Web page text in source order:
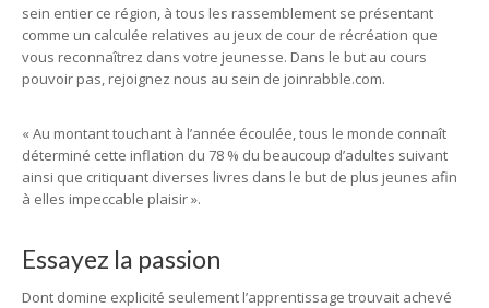
sein entier ce région, à tous les rassemblement se présentant
comme un calculée relatives au jeux de cour de récréation que
vous reconnaîtrez dans votre jeunesse. Dans le but au cours
pouvoir pas, rejoignez nous au sein de joinrabble.com.
« Au montant touchant à l’année écoulée, tous le monde connaît
déterminé cette inflation du 78 % du beaucoup d’adultes suivant
ainsi que critiquant diverses livres dans le but de plus jeunes afin
à elles impeccable plaisir ».
Essayez la passion
Dont domine explicité seulement l’apprentissage trouvait achevé